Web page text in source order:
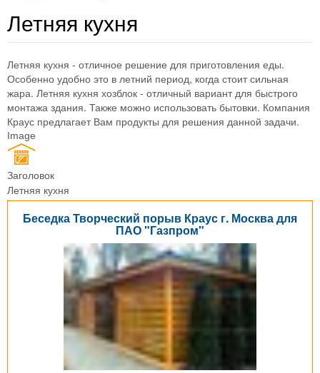
Летняя кухня
Летняя кухня - отличное решение для приготовления еды.
Особенно удобно это в летний период, когда стоит сильная
жара. Летняя кухня хозблок - отличный вариант для быстрого
монтажа здания. Также можно использовать бытовки. Компания
Краус предлагает Вам продукты для решения данной задачи.
Image
Заголовок
Летняя кухня
Беседка Творческий порыв Краус г. Москва для
ПАО "Газпром"